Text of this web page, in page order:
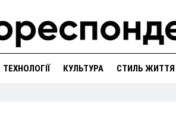
ТЕХНОЛОГІЇ КУЛЬТУРА СТИЛЬ ЖИТТЯ